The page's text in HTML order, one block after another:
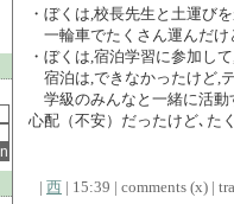
・ぼくは,校長先生と土運び
一輪車でたくさん運んだけ
・ぼくは,宿泊学習に参加し
宿泊は,できなかったけど,
学級のみんなと一緒に活動
心配（不安）だったけど､た
| 西 | 15:39 | comments (x) |